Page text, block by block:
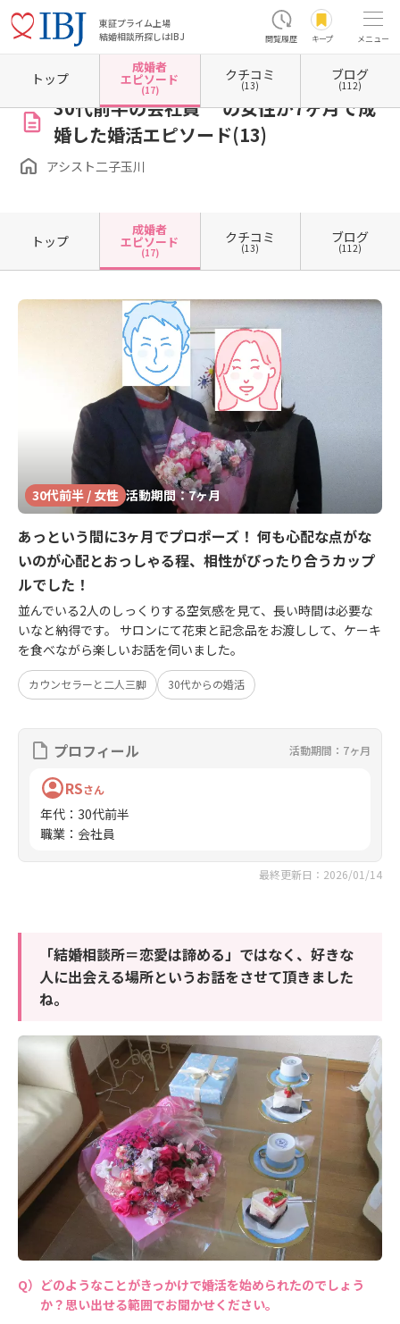
東証プライム上場
結婚相談所探しはIBJ
閲覧履歴 キープ メニュー
ホーム 東京都の結婚相談所 東京都世田谷区 アシスト二子玉川 成婚者エピソード一覧
30代前半の会社員 の女性が7ヶ月で成
婚した婚活エピソード(13)
アシスト二子玉川
トップ
成婚者
エピソード
(17)
クチコミ
(13)
ブログ
(112)
トップ
成婚者
エピソード
(17)
クチコミ
(13)
ブログ
(112)
30代前半 / 女性 活動期間：7ヶ月
あっという間に3ヶ月でプロポーズ！ 何も心配な点がな
いのが心配とおっしゃる程、相性がぴったり合うカップ
ルでした！
並んでいる2人のしっくりする空気感を見て、長い時間は必要な
いなと納得です。 サロンにて花束と記念品をお渡しして、ケーキ
を食べながら楽しいお話を伺いました。
カウンセラーと二人三脚 30代からの婚活
プロフィール 活動期間：7ヶ月
RSさん
年代 ： 30代前半
職業 ： 会社員
最終更新日：2026/01/14
「結婚相談所＝恋愛は諦める」ではなく、好きな
人に出会える場所というお話をさせて頂きました
ね。
どのようなことがきっかけで婚活を始められたのでしょう
か？思い出せる範囲でお聞かせください。